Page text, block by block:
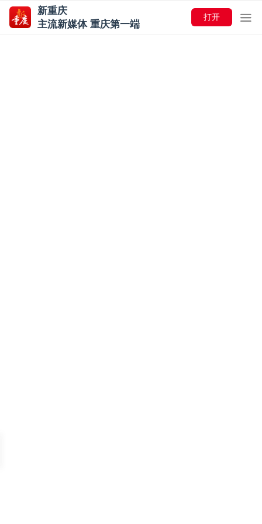
新重庆
主流新媒体 重庆第一端
打开